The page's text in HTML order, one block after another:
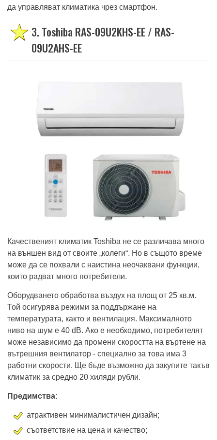
да управляват климатика чрез смартфон.
3. Toshiba RAS-09U2KHS-EE / RAS-
09U2AHS-EE
Качественият климатик Toshiba не се различава много
на външен вид от своите „колеги“. Но в същото време
може да се похвали с наистина неочаквани функции,
които радват много потребители.
Оборудването обработва въздух на площ от 25 кв.м.
Той осигурява режими за поддържане на
температурата, както и вентилация. Максималното
ниво на шум е 40 dB. Ако е необходимо, потребителят
може независимо да промени скоростта на въртене на
вътрешния вентилатор - специално за това има 3
работни скорости. Ще бъде възможно да закупите такъв
климатик за средно 20 хиляди рубли.
Предимства:
атрактивен минималистичен дизайн;
съответствие на цена и качество;